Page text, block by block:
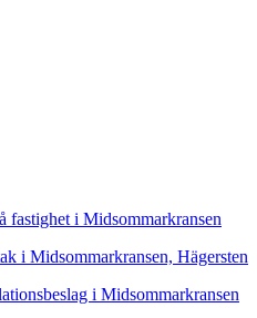
fastighet i Midsommarkransen
i Midsommarkransen, Hägersten
i Midsommarkransen